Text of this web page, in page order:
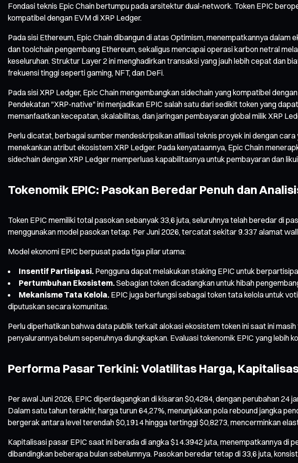
Fondasi teknis Epic Chain bertumpu pada arsitektur dual-network. Token EPIC
kompatibel dengan EVM di XRP Ledger.
Pada sisi Ethereum, Epic Chain dibangun di atas Optimism, menempatkannya
dan toolchain pengembang Ethereum, sekaligus mencapai operasi karbon netral
keseluruhan. Struktur Layer 2 ini menghadirkan transaksi yang jauh lebih cepat dan
frekuensi tinggi seperti gaming, NFT, dan DeFi.
Pada sisi XRP Ledger, Epic Chain mengembangkan sidechain yang kompatibel
Pendekatan "XRP-native" ini menjadikan EPIC salah satu dari sedikit token yang
memanfaatkan kecepatan, skalabilitas, dan jaringan pembayaran global milik XRP
Perlu dicatat, berbagai sumber mendeskripsikan afiliasi teknis proyek ini dengan
menekankan atribut ekosistem XRP Ledger. Pada kenyataannya, Epic Chain
sidechain dengan XRP Ledger memperluas kapabilitasnya untuk pembayaran dan
Tokenomik EPIC: Pasokan Beredar Penuh dan
Token EPIC memiliki total pasokan sebanyak 33,6 juta, seluruhnya telah beredar di
menggunakan model pasokan tetap. Per Juni 2026, tercatat sekitar 9.337 alamat
Model ekonomi EPIC berpusat pada tiga pilar utama:
Insentif Partisipasi. Pengguna dapat melakukan staking EPIC untuk
Pertumbuhan Ekosistem.Sebagian token dicadangkan untuk hibah
Mekanisme Tata Kelola. EPIC juga berfungsi sebagai token tata kelola untuk
diputuskan secara komunitas.
Perlu diperhatikan bahwa data publik terkait alokasi ekosistem token ini saat ini
penyalurannya belum sepenuhnya diungkapkan. Evaluasi tokenomik EPIC yang
Performa Pasar Terkini: Volatilitas Harga,
Per awal Juni 2026, EPIC diperdagangkan di kisaran $0,4284, dengan perubahan 24
Dalam satu tahun terakhir, harga turun 64,27%, menunjukkan pola rebound jangka
bergerak antara level terendah $0,1914 hingga tertinggi $0,8273, mencerminkan
Kapitalisasi pasar EPIC saat ini berada di angka $14.3942 juta, menempatkannya
dibandingkan beberapa bulan sebelumnya. Pasokan beredar tetap di 33,6 juta,